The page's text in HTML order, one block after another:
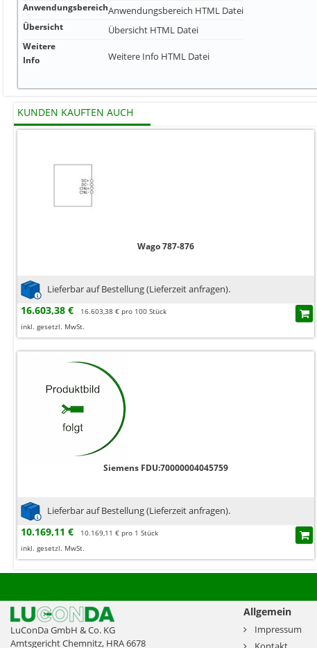
AnwendungsbereichAnwendungsbereich HTML Datei
Übersicht Übersicht HTML Datei
Weitere
Info
Weitere Info HTML Datei
KUNDEN KAUFTEN AUCH
Wago 787-876
Lieferbar auf Bestellung (Lieferzeit anfragen).
16.603,38 €
16.603,38 € pro 100 Stück
inkl. gesetzl. MwSt.
Siemens FDU:70000004045759
Lieferbar auf Bestellung (Lieferzeit anfragen).
10.169,11 €
10.169,11 € pro 1 Stück
inkl. gesetzl. MwSt.
LuConDa GmbH & Co. KG
Amtsgericht Chemnitz, HRA 6678
Allgemein
Impressum